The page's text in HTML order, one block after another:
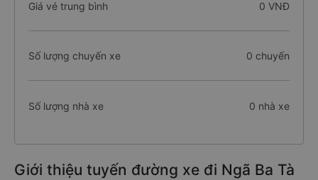
Giá vé trung bình 0 VNĐ
Số lượng chuyến xe 0 chuyến
Số lượng nhà xe 0 nhà xe
Giới thiệu tuyến đường xe đi Ngã Ba Tà